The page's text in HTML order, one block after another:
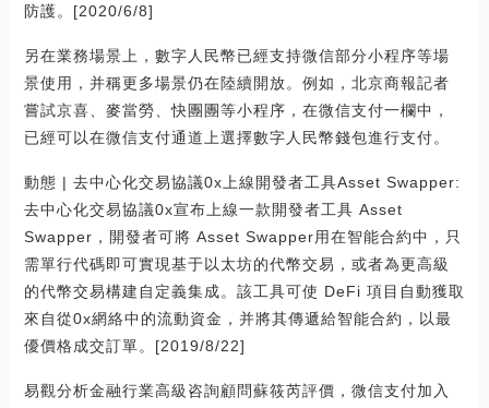
防護。[2020/6/8]
另在業務場景上，數字人民幣已經支持微信部分小程序等場
景使用，并稱更多場景仍在陸續開放。例如，北京商報記者
嘗試京喜、麥當勞、快團團等小程序，在微信支付一欄中，
已經可以在微信支付通道上選擇數字人民幣錢包進行支付。
動態 | 去中心化交易協議0x上線開發者工具Asset Swapper:
去中心化交易協議0x宣布上線一款開發者工具 Asset
Swapper，開發者可將 Asset Swapper用在智能合約中，只
需單行代碼即可實現基于以太坊的代幣交易，或者為更高級
的代幣交易構建自定義集成。該工具可使 DeFi 項目自動獲取
來自從0x網絡中的流動資金，并將其傳遞給智能合約，以最
優價格成交訂單。[2019/8/22]
易觀分析金融行業高級咨詢顧問蘇筱芮評價，微信支付加入